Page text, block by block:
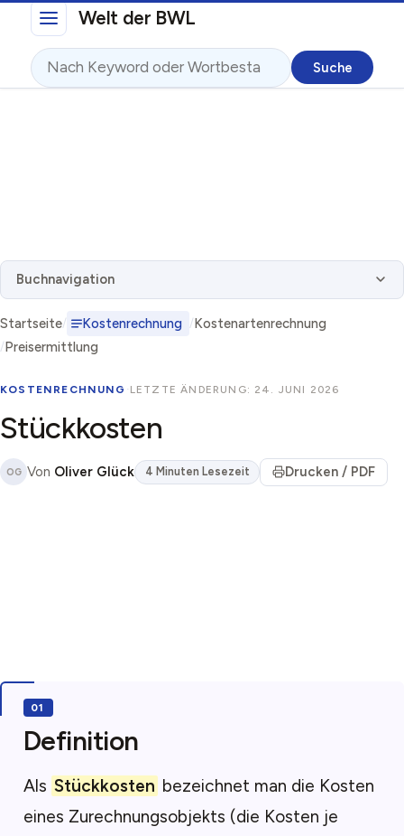
Direkt zum InhaltWelt der BWL
Suche
Buchnavigation
Startseite Kostenrechnung
Kostenartenrechnung
Preisermittlung
KOSTENRECHNUNG · LETZTE ÄNDERUNG: 24. JUNI 2026
Stückkosten
OG Von Oliver Glück 4 Minuten Lesezeit Drucken / PDF
Definition
Als Stückkosten bezeichnet man die Kosten
eines Zurechnungsobjekts (die Kosten je